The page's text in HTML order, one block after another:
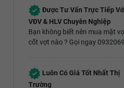
Được Tư Vấn Trực Tiếp
VĐV & HLV Chuyên Nghiệp
Bạn không biết nên mua mặt
cốt vợt nào ? Gọi ngay
Luôn Có Giá Tốt Nhất Thị
Trường